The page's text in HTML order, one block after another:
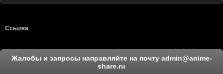
Ссылка
Жалобы и запросы направляйте на почту admin@anime-
share.ru